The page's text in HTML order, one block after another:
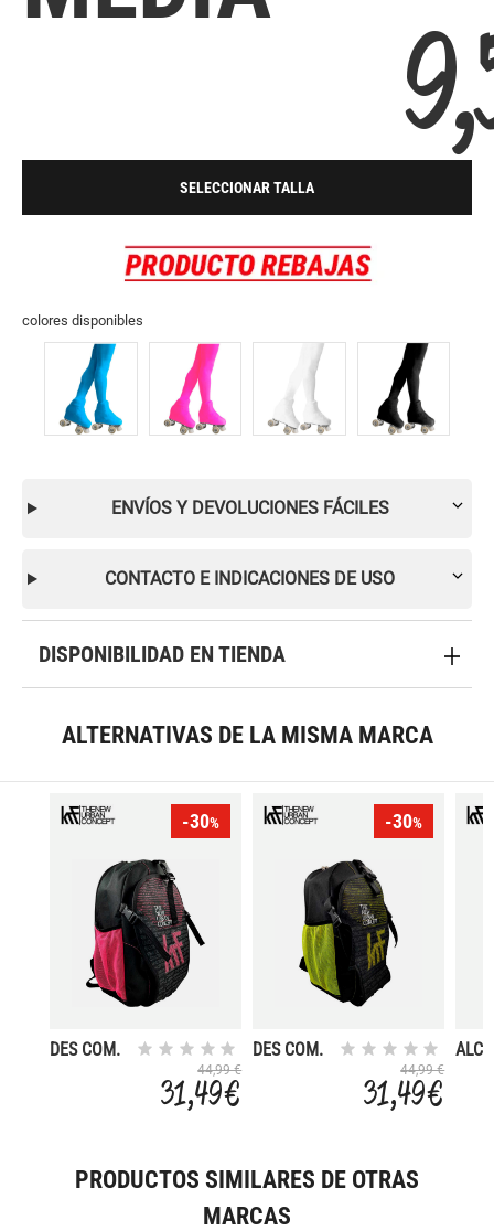
SELECCIONAR TALLA
colores disponibles
ENVÍOS Y DEVOLUCIONES FÁCILES
CONTACTO E INDICACIONES DE USO
DISPONIBILIDAD EN TIENDA
ALTERNATIVAS DE LA MISMA MARCA
-30%
DES COM.
44,99 €
31,49 €
-30%
DES COM.
44,99 €
31,49 €
PRODUCTOS SIMILARES DE OTRAS
MARCAS